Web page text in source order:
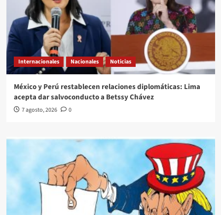
Internacionales Nacionales Noticias
México y Perú restablecen relaciones diplomáticas: Lima
acepta dar salvoconducto a Betssy Chávez
7 agosto, 2026 0